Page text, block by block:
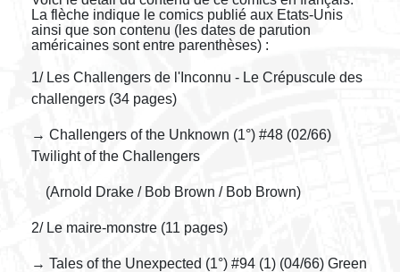
La flèche indique le comics publié aux Etats-Unis
ainsi que son contenu (les dates de parution
américaines sont entre parenthèses) :
1/ Les Challengers de l'Inconnu - Le Crépuscule des
challengers (34 pages)
→ Challengers of the Unknown (1°) #48 (02/66)
Twilight of the Challengers
(Arnold Drake / Bob Brown / Bob Brown)
2/ Le maire-monstre (11 pages)
→ Tales of the Unexpected (1°) #94 (1) (04/66) Green